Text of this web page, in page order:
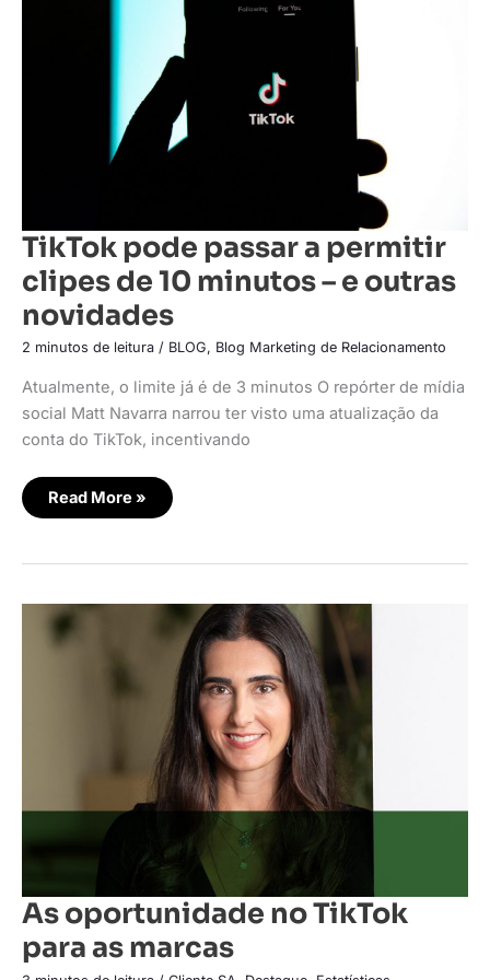
TikTok pode passar a permitir
clipes de 10 minutos – e outras
novidades
2 minutos de leitura / BLOG, Blog Marketing de Relacionamento
Atualmente, o limite já é de 3 minutos O repórter de mídia
social Matt Navarra narrou ter visto uma atualização da
conta do TikTok, incentivando
novidades
Read More »
As oportunidade no TikTok
para as marcas
As
no